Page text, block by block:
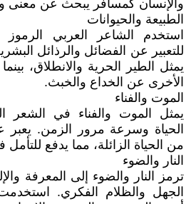
والإنسان كمسافر يبحث عن معنى
الطبيعة والحيوانات
استخدم الشاعر العربي الرموز
للتعبير عن الفضائل والرذائل
يمثل الطير الحرية والانطلاق،
الأخرى عن الخداع والخبث.
الموت والفناء
يمثل الموت والفناء في الشعر
الحياة وسرعة مرور الزمن. يعبر
من الحياة الزائلة، مما يدفع
النار والضوء
ترمز النار والضوء إلى المعرفة
الجهل والظلام الفكري.